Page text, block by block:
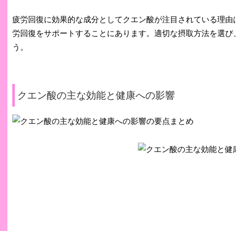
疲労回復に効果的な成分としてクエン酸が注目されている理
労回復をサポートすることにあります。適切な摂取方法を選
う。
クエン酸の主な効能と健康への影響